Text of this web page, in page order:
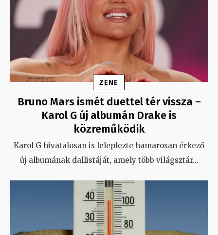
ZENE
Bruno Mars ismét duettel tér vissza –
Karol G új albumán Drake is
közreműködik
Karol G hivatalosan is leleplezte hamarosan érkező
új albumának dallistáját, amely több világsztár...